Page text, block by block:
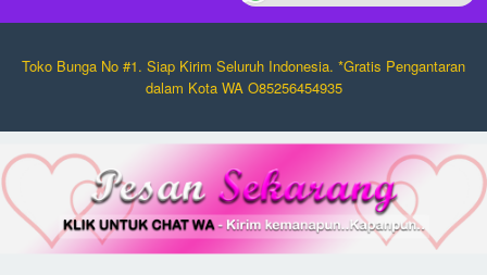
Toko Bunga No #1. Siap Kirim Seluruh Indonesia. *Gratis Pengantaran
dalam Kota WA O85256454935